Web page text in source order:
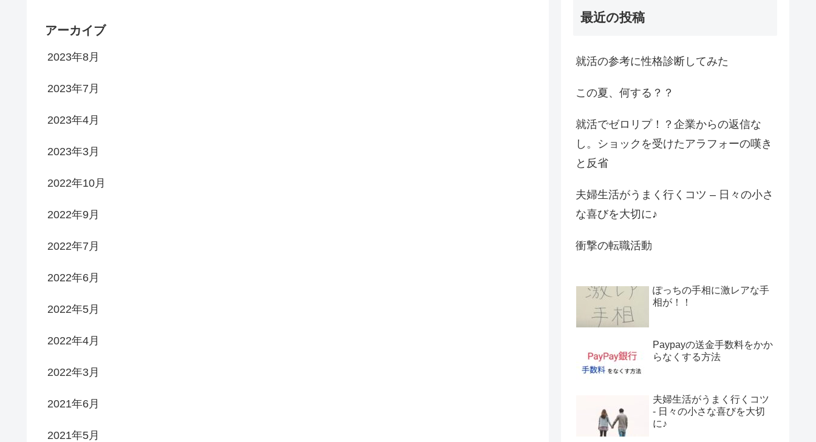
アーカイブ
2023年8月
2023年7月
2023年4月
2023年3月
2022年10月
2022年9月
2022年7月
2022年6月
2022年5月
2022年4月
2022年3月
2021年6月
2021年5月
最近の投稿
就活の参考に性格診断してみた
この夏、何する？？
就活でゼロリプ！？企業からの返信な
し。ショックを受けたアラフォーの嘆き
と反省
夫婦生活がうまく行くコツ – 日々の小さ
な喜びを大切に♪
衝撃の転職活動
ぽっちの手相に激レアな手
相が！！
Paypayの送金手数料をかか
らなくする方法
夫婦生活がうまく行くコツ
- 日々の小さな喜びを大切
に♪